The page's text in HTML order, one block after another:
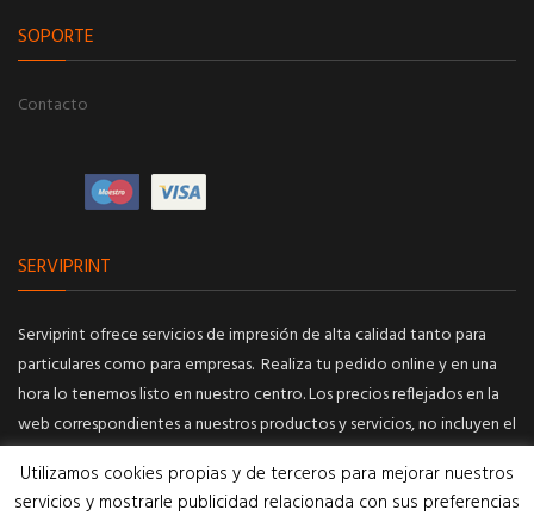
SOPORTE
Contacto
SERVIPRINT
Serviprint ofrece servicios de impresión de alta calidad tanto para
particulares como para empresas. Realiza tu pedido online y en una
hora lo tenemos listo en nuestro centro. Los precios reflejados en la
web correspondientes a nuestros productos y servicios, no incluyen el
IVA.
Portes de envío solo exclusivo para toda la península, consultar
Utilizamos cookies propias y de terceros para mejorar nuestros
servicios y mostrarle publicidad relacionada con sus preferencias